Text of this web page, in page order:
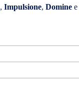
, Impulsione, Domine e